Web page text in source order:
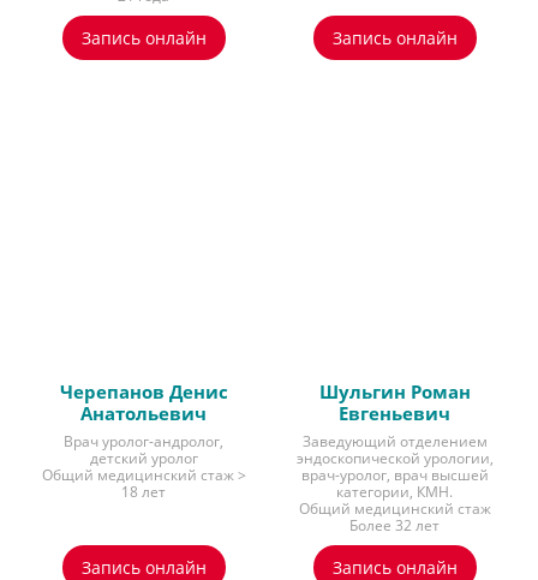
Запись онлайн Запись онлайн
Черепанов Денис
Анатольевич
Врач уролог-андролог,
детский уролог
Общий медицинский стаж >
18 лет
Запись онлайн
Шульгин Роман
Евгеньевич
Заведующий отделением
эндоскопической урологии,
врач-уролог, врач высшей
категории, КМН.
Общий медицинский стаж
Более 32 лет
Запись онлайн